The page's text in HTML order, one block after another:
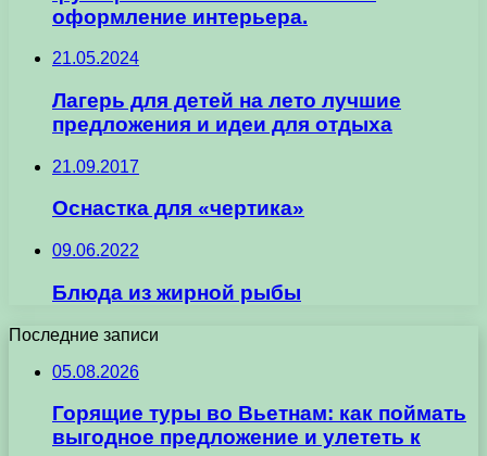
оформление интерьера.
21.05.2024
Лагерь для детей на лето лучшие
предложения и идеи для отдыха
21.09.2017
Оснастка для «чертика»
09.06.2022
Блюда из жирной рыбы
Последние записи
05.08.2026
Горящие туры во Вьетнам: как поймать
выгодное предложение и улететь к